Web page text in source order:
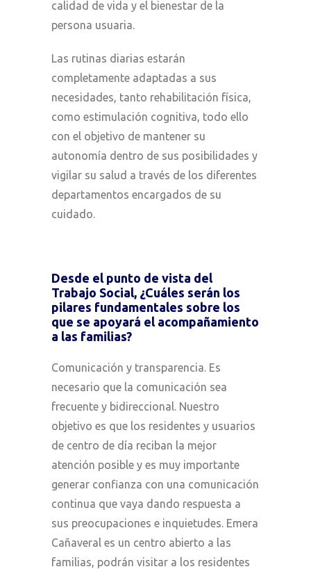
calidad de vida y el bienestar de la
persona usuaria.
Las rutinas diarias estarán
completamente adaptadas a sus
necesidades, tanto rehabilitación física,
como estimulación cognitiva, todo ello
con el objetivo de mantener su
autonomía dentro de sus posibilidades y
vigilar su salud a través de los diferentes
departamentos encargados de su
cuidado.
Desde el punto de vista del
Trabajo Social, ¿Cuáles serán los
pilares fundamentales sobre los
que se apoyará el acompañamiento
a las familias?
Comunicación y transparencia. Es
necesario que la comunicación sea
frecuente y bidireccional. Nuestro
objetivo es que los residentes y usuarios
de centro de día reciban la mejor
atención posible y es muy importante
generar confianza con una comunicación
continua que vaya dando respuesta a
sus preocupaciones e inquietudes. Emera
Cañaveral es un centro abierto a las
familias, podrán visitar a los residentes